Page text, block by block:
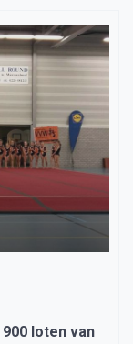
loten van